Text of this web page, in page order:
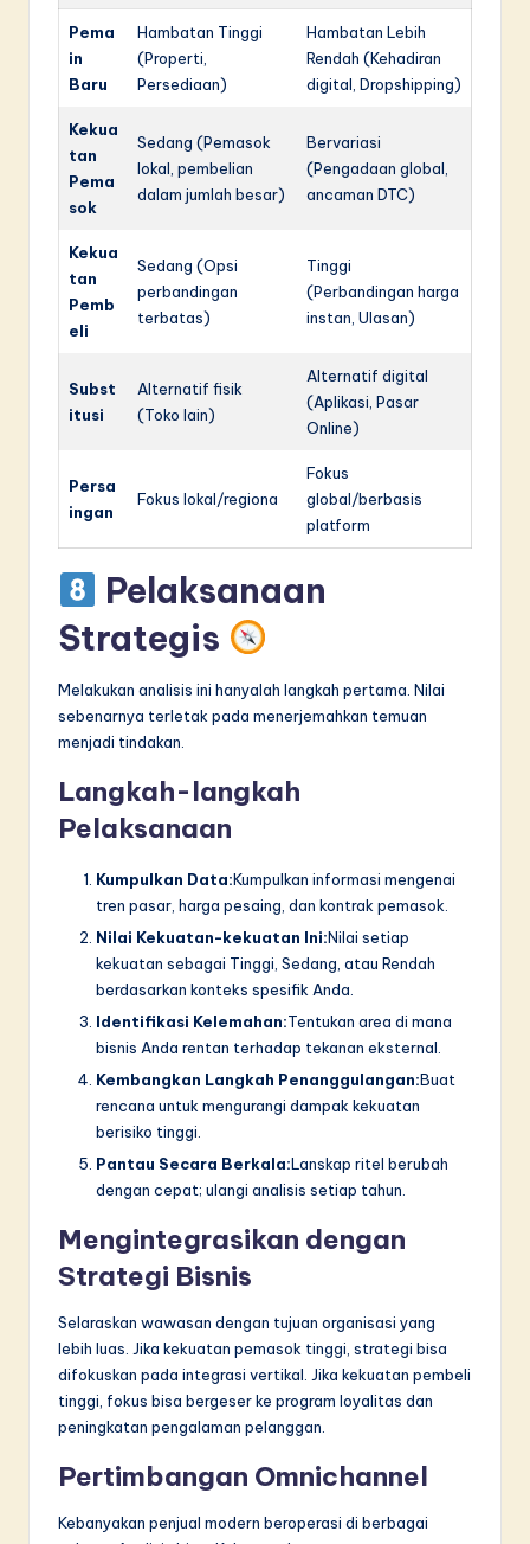
Pema
in
Baru
Hambatan Tinggi
(Properti,
Persediaan)
Hambatan Lebih
Rendah (Kehadiran
digital, Dropshipping)
Kekua
tan
Pema
sok
Sedang (Pemasok
lokal, pembelian
dalam jumlah besar)
Bervariasi
(Pengadaan global,
ancaman DTC)
Kekua
tan
Pemb
eli
Sedang (Opsi
perbandingan
terbatas)
Tinggi
(Perbandingan harga
instan, Ulasan)
Subst
itusi
Alternatif fisik
(Toko lain)
Alternatif digital
(Aplikasi, Pasar
Online)
Persa
ingan
Fokus lokal/regiona
Fokus
global/berbasis
platform
Pelaksanaan
Strategis
Melakukan analisis ini hanyalah langkah pertama. Nilai
sebenarnya terletak pada menerjemahkan temuan
menjadi tindakan.
Langkah-langkah
Pelaksanaan
Kumpulkan Data:Kumpulkan informasi mengenai
tren pasar, harga pesaing, dan kontrak pemasok.
Nilai Kekuatan-kekuatan Ini:Nilai setiap
kekuatan sebagai Tinggi, Sedang, atau Rendah
berdasarkan konteks spesifik Anda.
Identifikasi Kelemahan:Tentukan area di mana
bisnis Anda rentan terhadap tekanan eksternal.
Kembangkan Langkah Penanggulangan:Buat
rencana untuk mengurangi dampak kekuatan
berisiko tinggi.
Pantau Secara Berkala:Lanskap ritel berubah
dengan cepat; ulangi analisis setiap tahun.
Mengintegrasikan dengan
Strategi Bisnis
Selaraskan wawasan dengan tujuan organisasi yang
lebih luas. Jika kekuatan pemasok tinggi, strategi bisa
difokuskan pada integrasi vertikal. Jika kekuatan pembeli
tinggi, fokus bisa bergeser ke program loyalitas dan
peningkatan pengalaman pelanggan.
Pertimbangan Omnichannel
Kebanyakan penjual modern beroperasi di berbagai